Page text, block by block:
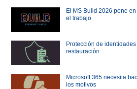
El MS Build 2026 pone
el trabajo
Protección de
restauración
Microsoft 365 necesita
los motivos